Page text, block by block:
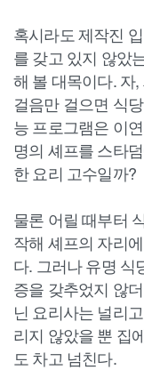
혹시라도 제작진
를 갖고 있지 않았
해 볼 대목이다. 자
걸음만 걸으면 식
능 프로그램은 이
명의 셰프를 스타
한 요리 고수일까?
물론 어릴 때부터
작해 셰프의 자리
다. 그러나 유명 식
증을 갖추었지 않
닌 요리사는 널리
리지 않았을 뿐 집
도 차고 넘친다.